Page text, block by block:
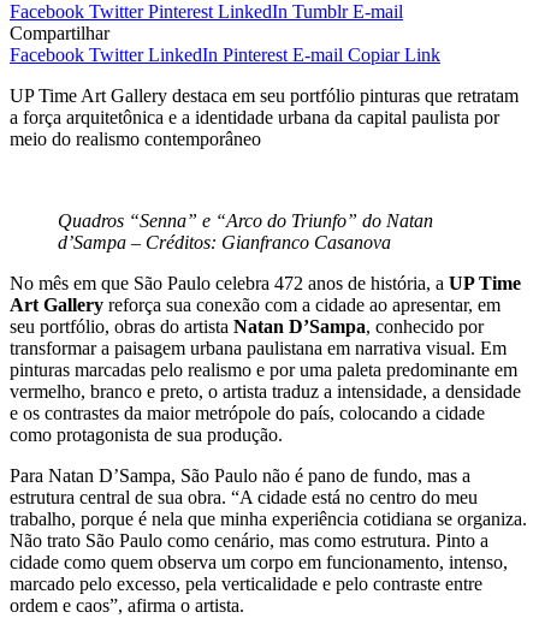
Facebook Twitter Pinterest LinkedIn Tumblr E-mail
Compartilhar
Facebook Twitter LinkedIn Pinterest E-mail Copiar Link
UP Time Art Gallery destaca em seu portfólio pinturas que retratam
a força arquitetônica e a identidade urbana da capital paulista por
meio do realismo contemporâneo
Quadros “Senna” e “Arco do Triunfo” do Natan
d’Sampa – Créditos: Gianfranco Casanova
No mês em que São Paulo celebra 472 anos de história, a UP Time
Art Gallery reforça sua conexão com a cidade ao apresentar, em
seu portfólio, obras do artista Natan D’Sampa, conhecido por
transformar a paisagem urbana paulistana em narrativa visual. Em
pinturas marcadas pelo realismo e por uma paleta predominante em
vermelho, branco e preto, o artista traduz a intensidade, a densidade
e os contrastes da maior metrópole do país, colocando a cidade
como protagonista de sua produção.
Para Natan D’Sampa, São Paulo não é pano de fundo, mas a
estrutura central de sua obra. “A cidade está no centro do meu
trabalho, porque é nela que minha experiência cotidiana se organiza.
Não trato São Paulo como cenário, mas como estrutura. Pinto a
cidade como quem observa um corpo em funcionamento, intenso,
marcado pelo excesso, pela verticalidade e pelo contraste entre
ordem e caos”, afirma o artista.